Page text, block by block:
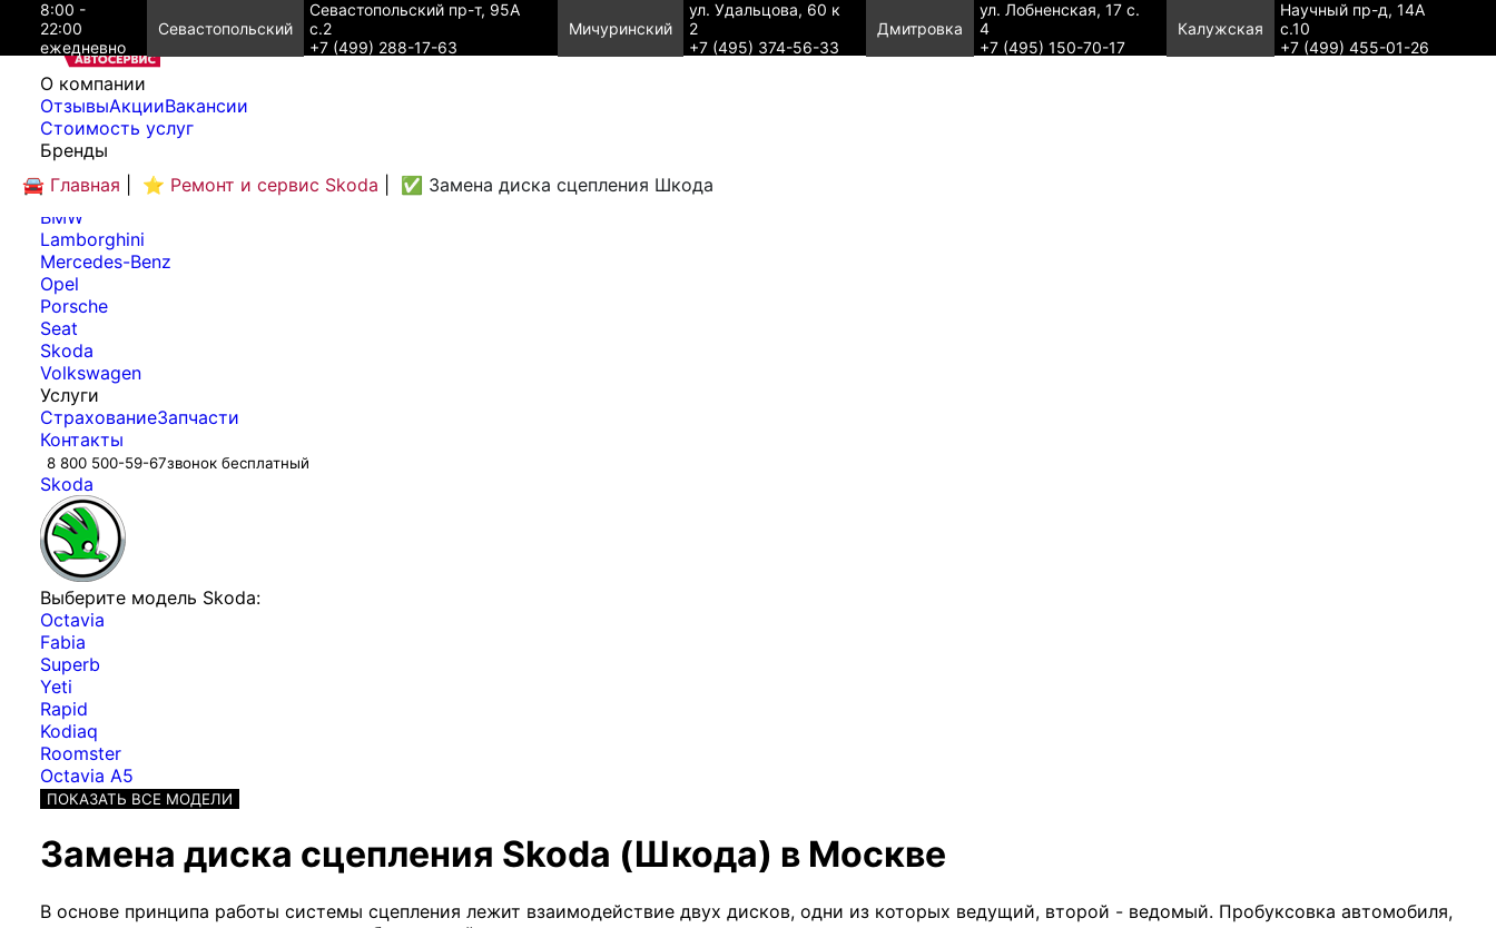
8:00 -
22:00
ежедневно
Севастопольский
Севастопольский пр-т, 95А
с.2
+7 (499) 288-17-63
Мичуринский
ул. Удальцова, 60 к
2
+7 (495) 374-56-33
Дмитровка
ул. Лобненская, 17 с.
4
+7 (495) 150-70-17
Калужская
Научный пр-д, 14А
с.10
+7 (499) 455-01-26
O компании
ОтзывыАкцииВакансии
Cтоимость услуг
Бренды
Audi
Bentley
BMW
Lamborghini
Mercedes-Benz
Opel
Porsche
Seat
Skoda
Volkswagen
Услуги
СтрахованиеЗапчасти
Контакты
8 800 500-59-67звонок бесплатный
🚘 Главная ⭐ Ремонт и сервис Skoda ✅ Замена диска сцепления Шкода
Skoda
Выберите модель Skoda:
Octavia
Fabia
Superb
Yeti
Rapid
Kodiaq
Roomster
Octavia A5
ПОКАЗАТЬ ВСЕ МОДЕЛИ
Замена диска сцепления Skoda (Шкода) в Москве
В основе принципа работы системы сцепления лежит взаимодействие двух дисков, одни из которых ведущий, второй - ведомый. Пробуксовка автомобиля,